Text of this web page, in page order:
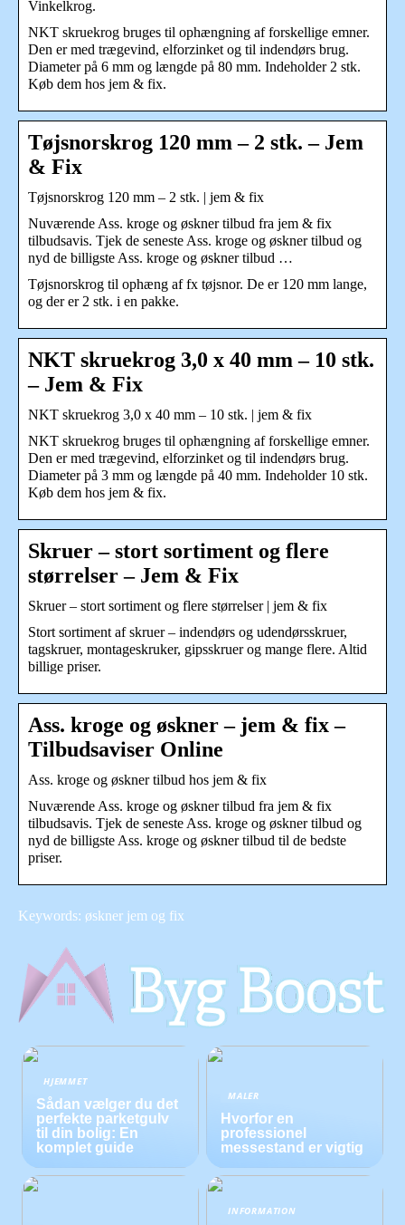
Vinkelkrog.
NKT skruekrog bruges til ophængning af forskellige emner.
Den er med trægevind, elforzinket og til indendørs brug.
Diameter på 6 mm og længde på 80 mm. Indeholder 2 stk.
Køb dem hos jem & fix.
Tøjsnorskrog 120 mm – 2 stk. – Jem
& Fix
Tøjsnorskrog 120 mm – 2 stk. | jem & fix
Nuværende Ass. kroge og øskner tilbud fra jem & fix
tilbudsavis. Tjek de seneste Ass. kroge og øskner tilbud og
nyd de billigste Ass. kroge og øskner tilbud …
Tøjsnorskrog til ophæng af fx tøjsnor. De er 120 mm lange,
og der er 2 stk. i en pakke.
NKT skruekrog 3,0 x 40 mm – 10 stk.
– Jem & Fix
NKT skruekrog 3,0 x 40 mm – 10 stk. | jem & fix
NKT skruekrog bruges til ophængning af forskellige emner.
Den er med trægevind, elforzinket og til indendørs brug.
Diameter på 3 mm og længde på 40 mm. Indeholder 10 stk.
Køb dem hos jem & fix.
Skruer – stort sortiment og flere
størrelser – Jem & Fix
Skruer – stort sortiment og flere størrelser | jem & fix
Stort sortiment af skruer – indendørs og udendørsskruer,
tagskruer, montageskruker, gipsskruer og mange flere. Altid
billige priser.
Ass. kroge og øskner – jem & fix –
Tilbudsaviser Online
Ass. kroge og øskner tilbud hos jem & fix
Nuværende Ass. kroge og øskner tilbud fra jem & fix
tilbudsavis. Tjek de seneste Ass. kroge og øskner tilbud og
nyd de billigste Ass. kroge og øskner tilbud til de bedste
priser.
Keywords: øskner jem og fix
HJEMMET
Sådan vælger du det
perfekte parketgulv
til din bolig: En
komplet guide
MALER
Hvorfor en
professionel
messestand er vigtig
INFORMATION